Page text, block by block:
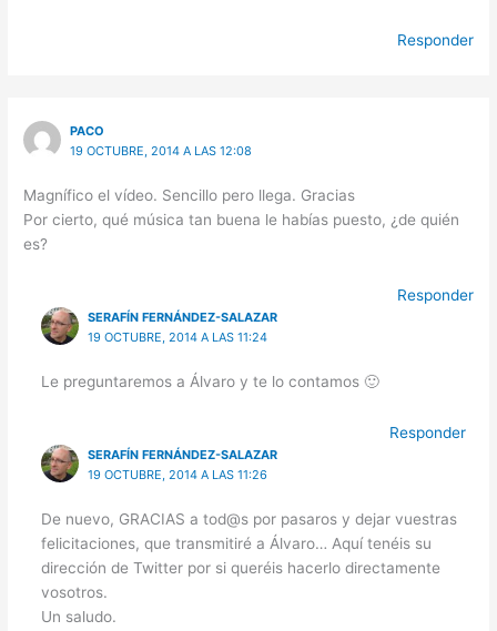
Responder
PACO
19 OCTUBRE, 2014 A LAS 12:08
Magnífico el vídeo. Sencillo pero llega. Gracias
Por cierto, qué música tan buena le habías puesto, ¿de quién
es?
Responder
SERAFÍN FERNÁNDEZ-SALAZAR
19 OCTUBRE, 2014 A LAS 11:24
Le preguntaremos a Álvaro y te lo contamos 🙂
Responder
SERAFÍN FERNÁNDEZ-SALAZAR
19 OCTUBRE, 2014 A LAS 11:26
De nuevo, GRACIAS a tod@s por pasaros y dejar vuestras
felicitaciones, que transmitiré a Álvaro… Aquí tenéis su
dirección de Twitter por si queréis hacerlo directamente
vosotros.
Un saludo.